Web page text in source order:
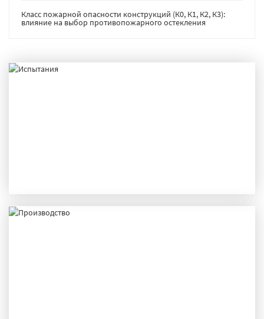
Класс пожарной опасности конструкций (К0, К1, К2, К3):
влияние на выбор противопожарного остекления